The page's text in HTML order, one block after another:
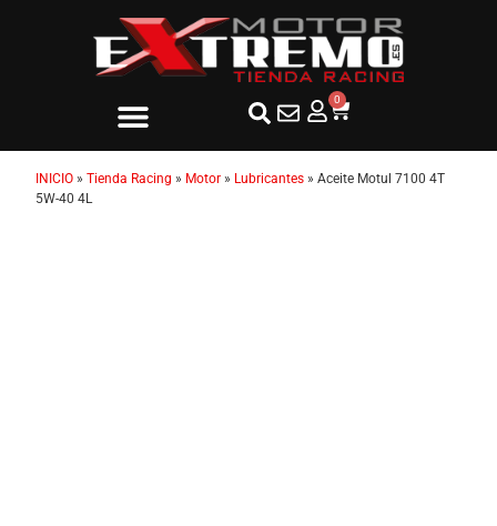
0
INICIO » Tienda Racing » Motor » Lubricantes » Aceite Motul 7100 4T
5W-40 4L